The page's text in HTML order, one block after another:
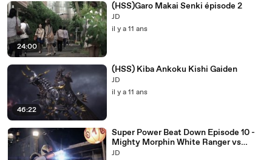
24:00
(HSS)Garo Makai Senki épisode 2
JD
il y a 11 ans
46:22
(HSS) Kiba Ankoku Kishi Gaiden
JD
il y a 11 ans
Super Power Beat Down Episode 10 -
Mighty Morphin White Ranger vs
Scorpion
JD